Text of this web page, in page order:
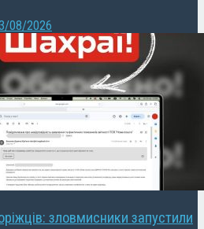
08/2026
зловмисники запустили